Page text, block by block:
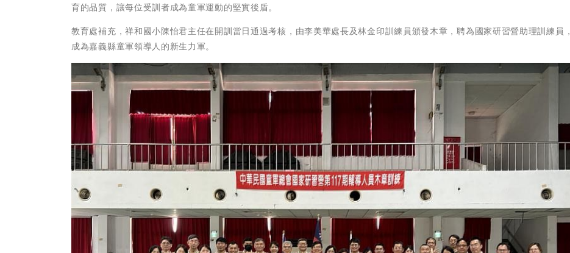
育的品質，讓每位受訓者成為童軍運動的堅實後盾。
教育處補充，祥和國小陳怡君主任在開訓當日通過考核，由李美華處長及林金印訓練員頒發木章，聘為國家研習營助理訓練員，
成為嘉義縣童軍領導人的新生力軍。